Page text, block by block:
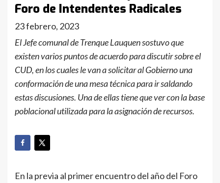
Foro de Intendentes Radicales
23 febrero, 2023
El Jefe comunal de Trenque Lauquen sostuvo que
existen varios puntos de acuerdo para discutir sobre el
CUD, en los cuales le van a solicitar al Gobierno una
conformación de una mesa técnica para ir saldando
estas discusiones. Una de ellas tiene que ver con la base
poblacional utilizada para la asignación de recursos.
En la previa al primer encuentro del año del Foro